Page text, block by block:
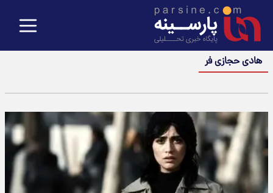
هادی حجازی فر